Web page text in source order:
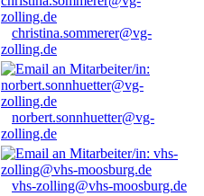
christina.sommerer@vg-
zolling.de
norbert.sonnhuetter@vg-
zolling.de
vhs-zolling@vhs-moosburg.de